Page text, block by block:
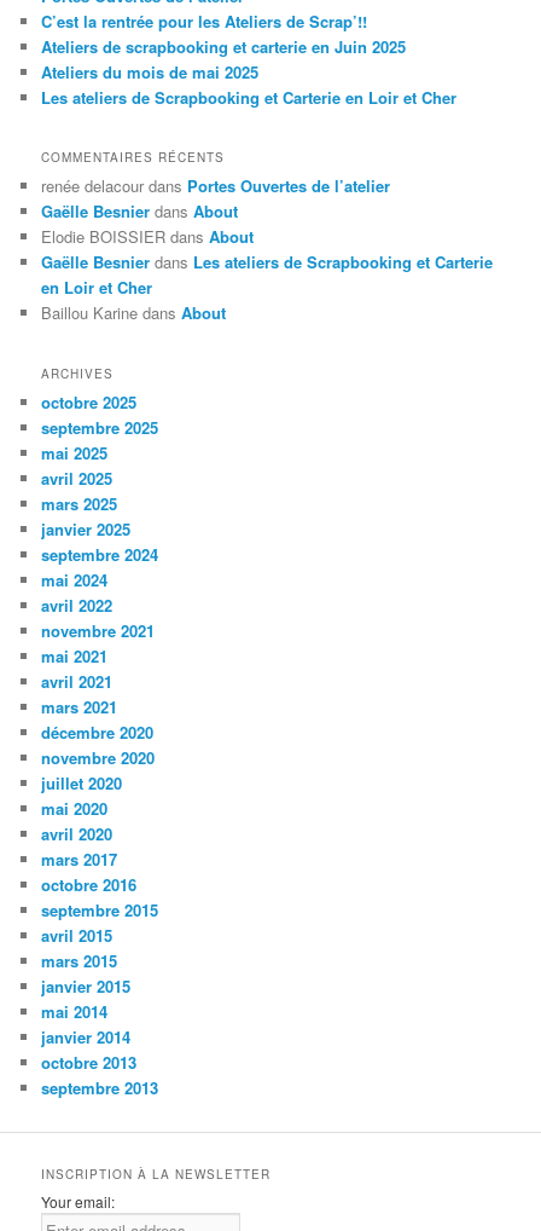
C’est la rentrée pour les Ateliers de Scrap’!!
Ateliers de scrapbooking et carterie en Juin 2025
Ateliers du mois de mai 2025
Les ateliers de Scrapbooking et Carterie en Loir et Cher
COMMENTAIRES RÉCENTS
renée delacour dans Portes Ouvertes de l’atelier
Gaëlle Besnier dansAbout
Elodie BOISSIER dansAbout
Gaëlle Besnier dans Les ateliers de Scrapbooking et Carterie
en Loir et Cher
Baillou Karine dansAbout
ARCHIVES
octobre 2025
septembre 2025
mai 2025
avril 2025
mars 2025
janvier 2025
septembre 2024
mai 2024
avril 2022
novembre 2021
mai 2021
avril 2021
mars 2021
décembre 2020
novembre 2020
juillet 2020
mai 2020
avril 2020
mars 2017
octobre 2016
septembre 2015
avril 2015
mars 2015
janvier 2015
mai 2014
janvier 2014
octobre 2013
septembre 2013
INSCRIPTION À LA NEWSLETTER
Your email: